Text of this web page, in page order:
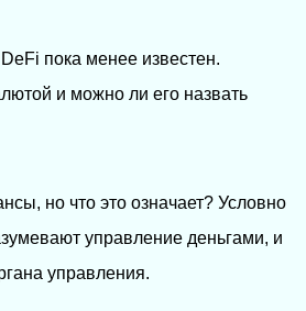
пока менее известен.
и можно ли его назвать
но что это означает? Условно
управление деньгами, и
управления.